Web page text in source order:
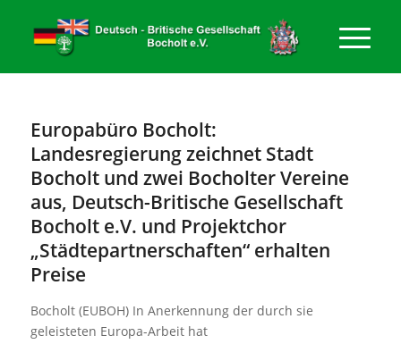
Europabüro Bocholt:
Landesregierung zeichnet Stadt
Bocholt und zwei Bocholter Vereine
aus, Deutsch-Britische Gesellschaft
Bocholt e.V. und Projektchor
„Städtepartnerschaften“ erhalten
Preise
Bocholt (EUBOH) In Anerkennung der durch sie
geleisteten Europa-Arbeit hat